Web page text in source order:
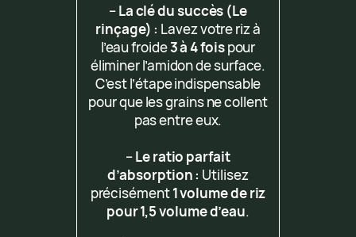
–La clé du succès (Le
rinçage) : Lavez votre riz à
l’eau froide3 à 4 foispour
éliminer l’amidon de surface.
C’est l’étape indispensable
pour que les grains ne collent
pas entre eux.
–Le ratio parfait
d’absorption : Utilisez
précisément1 volume de riz
pour 1,5 volume d’eau.